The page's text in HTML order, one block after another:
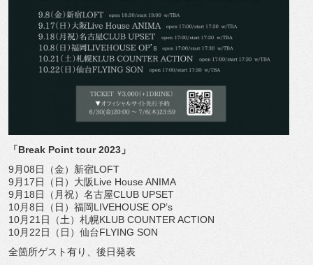
「Break Point tour 2023」
9月08日（金）新宿LOFT
9月17日（日）大阪Live House ANIMA
9月18日（月祝）名古屋CLUB UPSET
10月8日（日）福岡LIVEHOUSE OP’s
10月21日（土）札幌KLUB COUNTER ACTION
10月22日（日）仙台FLYING SON
全箇所ゲスト有り、後日発表